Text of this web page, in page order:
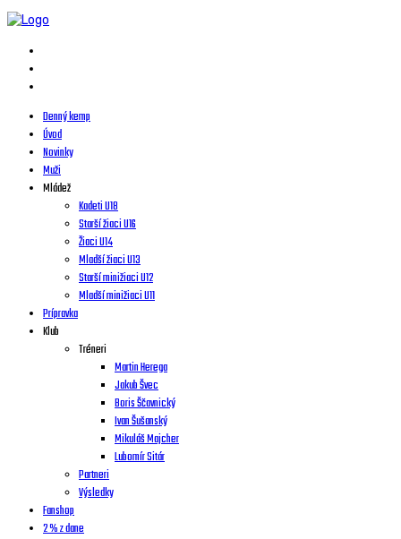
Denný kemp
Úvod
Novinky
Muži
Mládež
Kadeti U18
Starší žiaci U16
Žiaci U14
Mladší žiaci U13
Starší minižiaci U12
Mladší minižiaci U11
Prípravka
Klub
Tréneri
Martin Herega
Jakub Švec
Boris Ščavnický
Ivan Šušanský
Mikuláš Majcher
Lubomír Sitár
Partneri
Výsledky
Fanshop
2 % z dane